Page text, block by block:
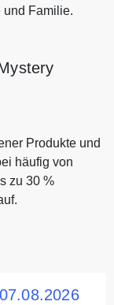
und Familie.
Produkte und
häufig von
zu 30 %
07.08.2026